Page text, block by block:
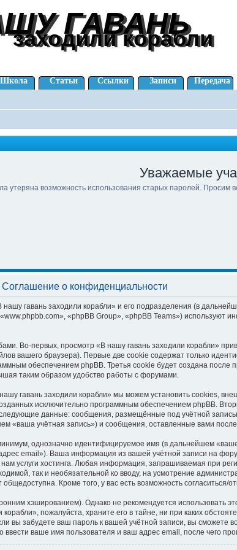
ГАВАНЬ
ГАВАНЬ
заходили корабли
заходили корабли
Школа Статьи Ссылки Записи Передача
Уважаемые
возможность использования старых паролей. Просим
о конфиденциальности
гавань заходили корабли» и его подразделения (в
«phpBB Group», «phpBB Teams»)
Во-первых, просмотр «В нашу гавань заходили корабли»
вашего браузера). Первые две cookie содержат только
обеспечением phpBB. Третья cookie будет создана
таким образом удобство работы с форумами.
гавань заходили корабли» мы можем установить cookies,
исключительно программным обеспечением phpBB.
данные: сообщения, размещённые под учётной
«ваша учётная запись») и сообщения, оставленные вами
однозначно идентифицируемое имя (в дальнейшем
email»). Ваша информация из вашей учётной записи на
услуги хостинга. Любая информация, запрашиваемая при
так и необязательной ко вводу, на усмотрение
Кроме того, у вас есть возможность
хэшированием). Однако не рекомендуется использовать
пожалуйста, храните его в тайне, ни при каких
вы забудете ваш пароль к вашей учётной записи, вы
ваше имя пользователя и ваш адрес email, после чего